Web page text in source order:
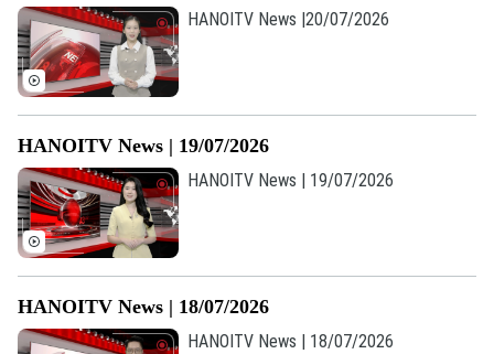
HANOITV News |20/07/2026
HANOITV News | 19/07/2026
HANOITV News | 19/07/2026
HANOITV News | 18/07/2026
HANOITV News | 18/07/2026